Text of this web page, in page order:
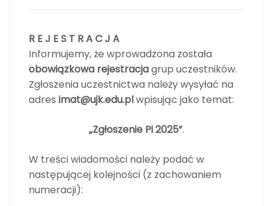
R E J E S T R A C J A
Informujemy, że wprowadzona została
obowiązkowa rejestracjagrup uczestników.
Zgłoszenia uczestnictwa należy wysyłać na
adres imat@ujk.edu.plwpisując jako temat:
„Zgłoszenie Pi 2025”.
W treści wiadomości należy podać w
następującej kolejności (z zachowaniem
numeracji):